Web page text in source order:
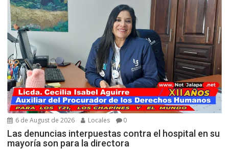
6 de August de 2026 Locales 0
Las denuncias interpuestas contra el hospital en su
mayoría son para la directora